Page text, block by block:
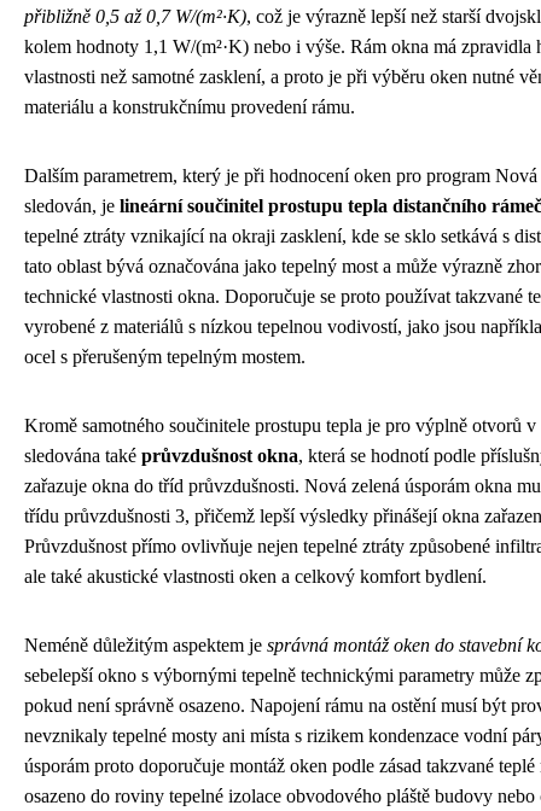
přibližně 0,5 až 0,7 W/(m²·K), což je výrazně lepší než starší
kolem hodnoty 1,1 W/(m²·K) nebo i výše. Rám okna má zpravidla
vlastnosti než samotné zasklení, a proto je při výběru oken nutné
materiálu a konstrukčnímu provedení rámu.
Dalším parametrem, který je při hodnocení oken pro program Nová
sledován, je lineární součinitel prostupu tepla distančního
tepelné ztráty vznikající na okraji zasklení, kde se sklo setkává s
tato oblast bývá označována jako tepelný most a může výrazně
technické vlastnosti okna. Doporučuje se proto používat takzvané
vyrobené z materiálů s nízkou tepelnou vodivostí, jako jsou
ocel s přerušeným tepelným mostem.
Kromě samotného součinitele prostupu tepla je pro výplně otvorů
sledována také průvzdušnost okna, která se hodnotí podle
zařazuje okna do tříd průvzdušnosti. Nová zelená úsporám okna
třídu průvzdušnosti 3, přičemž lepší výsledky přinášejí okna
Průvzdušnost přímo ovlivňuje nejen tepelné ztráty způsobené
ale také akustické vlastnosti oken a celkový komfort bydlení.
Neméně důležitým aspektem je správná montáž oken do stavební
sebelepší okno s výbornými tepelně technickými parametry může
pokud není správně osazeno. Napojení rámu na ostění musí být
nevznikaly tepelné mosty ani místa s rizikem kondenzace vodní
úsporám proto doporučuje montáž oken podle zásad takzvané
osazeno do roviny tepelné izolace obvodového pláště budovy